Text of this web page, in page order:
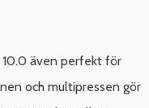
10.0 även perfekt för
och multipressen gör